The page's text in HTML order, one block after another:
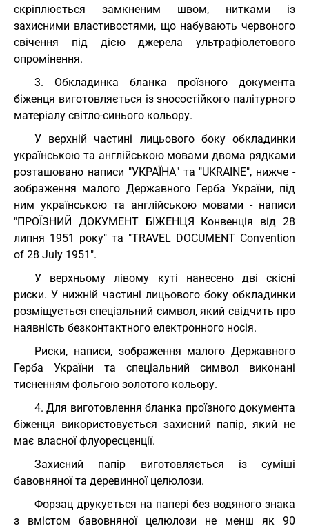
скріплюється замкненим швом, нитками із
захисними властивостями, що набувають червоного
свічення під дією джерела ультрафіолетового
опромінення.
3. Обкладинка бланка проїзного документа
біженця виготовляється із зносостійкого палітурного
матеріалу світло-синього кольору.
У верхній частині лицьового боку обкладинки
українською та англійською мовами двома рядками
розташовано написи "УКРАЇНА" та "UKRAINE", нижче -
зображення малого Державного Герба України, під
ним українською та англійською мовами - написи
"ПРОЇЗНИЙ ДОКУМЕНТ БІЖЕНЦЯ Конвенція від 28
липня 1951 року" та "TRAVEL DOCUMENT Convention
of 28 July 1951".
У верхньому лівому куті нанесено дві скісні
риски. У нижній частині лицьового боку обкладинки
розміщується спеціальний символ, який свідчить про
наявність безконтактного електронного носія.
Риски, написи, зображення малого Державного
Герба України та спеціальний символ виконані
тисненням фольгою золотого кольору.
4. Для виготовлення бланка проїзного документа
біженця використовується захисний папір, який не
має власної флуоресценції.
Захисний папір виготовляється із суміші
бавовняної та деревинної целюлози.
Форзац друкується на папері без водяного знака
з вмістом бавовняної целюлози не менш як 90